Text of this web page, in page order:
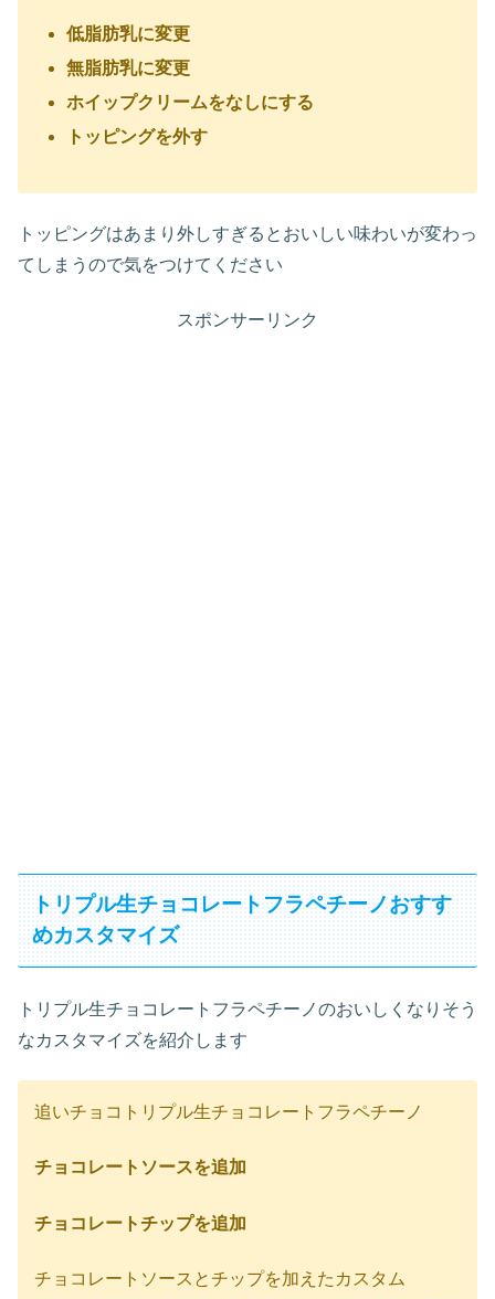
低脂肪乳に変更
無脂肪乳に変更
ホイップクリームをなしにする
トッピングを外す
トッピングはあまり外しすぎるとおいしい味わいが変わっ
てしまうので気をつけてください
スポンサーリンク
トリプル生チョコレートフラペチーノおすす
めカスタマイズ
トリプル生チョコレートフラペチーノのおいしくなりそう
なカスタマイズを紹介します
追いチョコトリプル生チョコレートフラペチーノ
チョコレートソースを追加
チョコレートチップを追加
チョコレートソースとチップを加えたカスタム